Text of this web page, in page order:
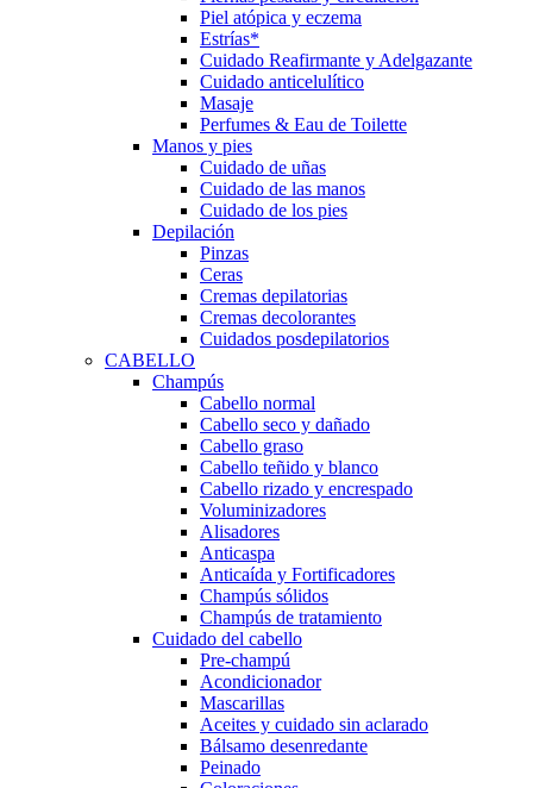
Piel atópica y eczema
Estrías*
Cuidado Reafirmante y Adelgazante
Cuidado anticelulítico
Masaje
Perfumes & Eau de Toilette
Manos y pies
Cuidado de uñas
Cuidado de las manos
Cuidado de los pies
Depilación
Pinzas
Ceras
Cremas depilatorias
Cremas decolorantes
Cuidados posdepilatorios
CABELLO
Champús
Cabello normal
Cabello seco y dañado
Cabello graso
Cabello teñido y blanco
Cabello rizado y encrespado
Voluminizadores
Alisadores
Anticaspa
Anticaída y Fortificadores
Champús sólidos
Champús de tratamiento
Cuidado del cabello
Pre-champú
Acondicionador
Mascarillas
Aceites y cuidado sin aclarado
Bálsamo desenredante
Peinado